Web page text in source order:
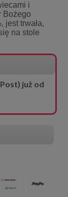
i
Bożego
jest trwała,
na stole
już od